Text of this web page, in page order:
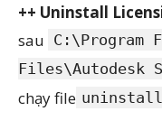
++ Uninstall
sau C:\Program
Files\Autodesk
chạy file